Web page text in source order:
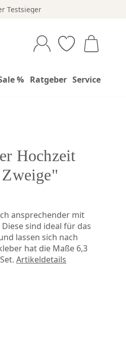
Testsieger
% Ratgeber Service
Hochzeit
ansprechender mit
sind ideal für das
lassen sich nach
hat die Maße 6,3
Artikeldetails